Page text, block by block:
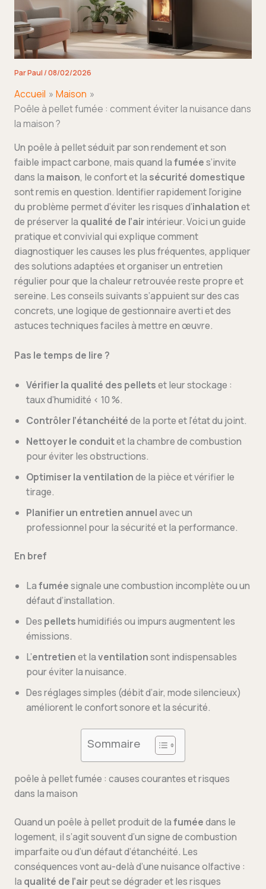
ParPaul/08/02/2026
Accueil
Maison
Poêle à pellet fumée : comment éviter la nuisance dans
la maison ?
Un poêle à pellet séduit par son rendement et son
faible impact carbone, mais quand lafumées’invite
dans la maison, le confort et la sécurité domestique
sont remis en question. Identifier rapidement l’origine
du problème permet d’éviter les risques d’inhalationet
de préserver la qualité de l’airintérieur. Voici un guide
pratique et convivial qui explique comment
diagnostiquer les causes les plus fréquentes, appliquer
des solutions adaptées et organiser un entretien
régulier pour que la chaleur retrouvée reste propre et
sereine. Les conseils suivants s’appuient sur des cas
concrets, une logique de gestionnaire averti et des
astuces techniques faciles à mettre en œuvre.
Pas le temps de lire ?
Vérifier la qualité des pelletset leur stockage :
taux d’humidité < 10 %.
Contrôler l’étanchéitéde la porte et l’état du joint.
Nettoyer le conduitet la chambre de combustion
pour éviter les obstructions.
Optimiser la ventilationde la pièce et vérifier le
tirage.
Planifier un entretien annuelavec un
professionnel pour la sécurité et la performance.
En bref
Lafuméesignale une combustion incomplète ou un
défaut d’installation.
Des pelletshumidifiés ou impurs augmentent les
émissions.
L’entretienet laventilationsont indispensables
pour éviter la nuisance.
Des réglages simples (débit d’air, mode silencieux)
améliorent le confort sonore et la sécurité.
Sommaire
poêle à pellet fumée : causes courantes et risques
dans la maison
Quand un poêle à pellet produit de lafuméedans le
logement, il s’agit souvent d’un signe de combustion
imparfaite ou d’un défaut d’étanchéité. Les
conséquences vont au-delà d’une nuisance olfactive :
la qualité de l’airpeut se dégrader et les risques